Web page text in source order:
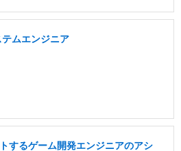
ムエンジニア
するゲーム開発エンジニアのアシ